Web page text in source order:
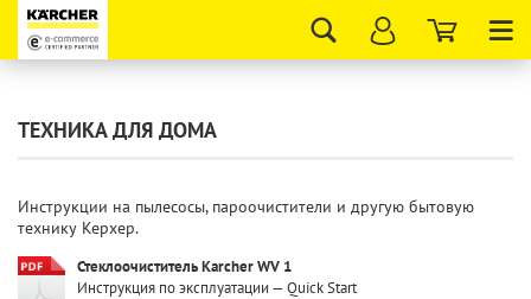
ТЕХНИКА ДЛЯ ДОМА
Инструкции на пылесосы, пароочистители и другую бытовую
технику Керхер.
Стеклоочиститель Karcher WV 1
Инструкция по эксплуатации — Quick Start